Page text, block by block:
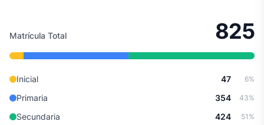
Matrícula Total 825
Inicial 47 6%
Primaria 354 43%
Secundaria 424 51%